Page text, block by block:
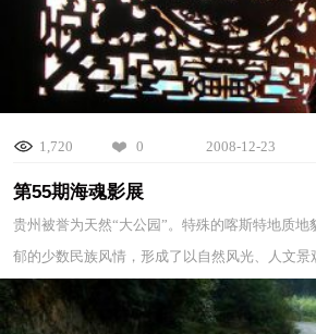
1,720 0 2008-12-23
第55期海魂影展
贵州被誉为天然“大公园”。特殊的喀斯特地质地
郁的少数民族风情，形成了以自然风光、人文景